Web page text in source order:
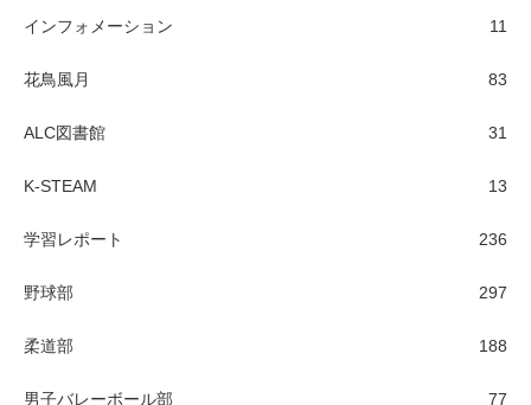
インフォメーション 11
花鳥風月 83
ALC図書館 31
K-STEAM 13
学習レポート 236
野球部 297
柔道部 188
男子バレーボール部 77